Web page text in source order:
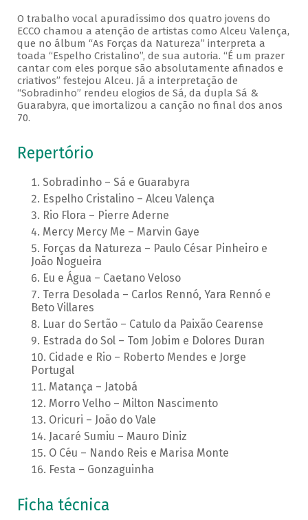
O trabalho vocal apuradíssimo dos quatro jovens do
ECCO chamou a atenção de artistas como Alceu Valença,
que no álbum “As Forças da Natureza” interpreta a
toada “Espelho Cristalino”, de sua autoria. “É um prazer
cantar com eles porque são absolutamente afinados e
criativos” festejou Alceu. Já a interpretação de
“Sobradinho” rendeu elogios de Sá, da dupla Sá &
Guarabyra, que imortalizou a canção no final dos anos
70.
Repertório
Sobradinho – Sá e Guarabyra
Espelho Cristalino – Alceu Valença
Rio Flora – Pierre Aderne
Mercy Mercy Me – Marvin Gaye
Forças da Natureza – Paulo César Pinheiro e
João Nogueira
Eu e Água – Caetano Veloso
Terra Desolada – Carlos Rennó, Yara Rennó e
Beto Villares
Luar do Sertão – Catulo da Paixão Cearense
Estrada do Sol – Tom Jobim e Dolores Duran
Cidade e Rio – Roberto Mendes e Jorge
Portugal
Matança – Jatobá
Morro Velho – Milton Nascimento
Oricuri – João do Vale
Jacaré Sumiu – Mauro Diniz
O Céu – Nando Reis e Marisa Monte
Festa – Gonzaguinha
Ficha técnica